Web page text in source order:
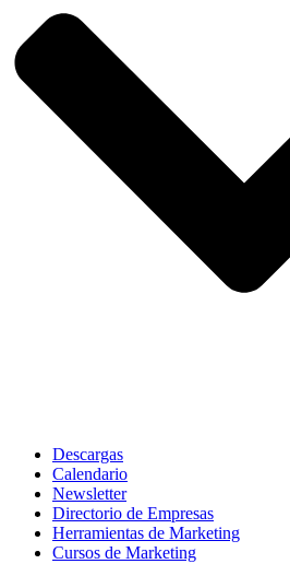
Descargas
Calendario
Newsletter
Directorio de Empresas
Herramientas de Marketing
Cursos de Marketing